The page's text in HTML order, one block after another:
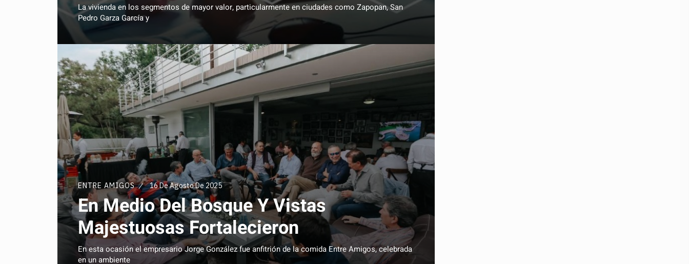
La vivienda en los segmentos de mayor valor, particularmente en ciudades como Zapopan, San
Pedro Garza García y
ENTRE AMIGOS 16 De Agosto De 2025
En Medio Del Bosque Y Vistas
Majestuosas Fortalecieron
En esta ocasión el empresario Jorge González fue anfitrión de la comida Entre Amigos, celebrada
en un ambiente